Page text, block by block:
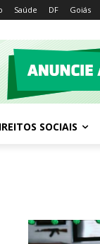
Saúde DF Goiás
SOCIAIS